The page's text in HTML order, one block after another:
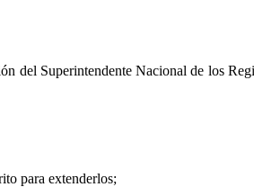
del Superintendente Nacional de los
para extenderlos;